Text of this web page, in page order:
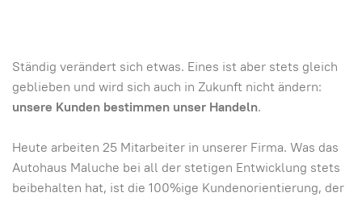
Ständig verändert sich etwas. Eines ist aber stets gleich
geblieben und wird sich auch in Zukunft nicht ändern:
unsere Kunden bestimmen unser Handeln.
Heute arbeiten 25 Mitarbeiter in unserer Firma. Was das
Autohaus Maluche bei all der stetigen Entwicklung stets
beibehalten hat, ist die 100%ige Kundenorientierung, der